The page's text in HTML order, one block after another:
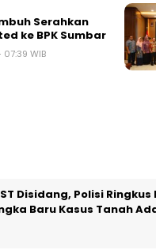
Serahkan
ke BPK Sumbar
WIB
Disidang, Polisi Ringkus
Baru Kasus Tanah